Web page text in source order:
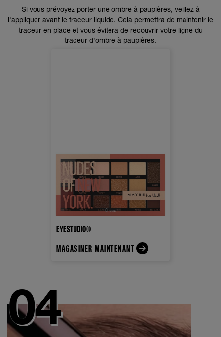
Si vous prévoyez porter une ombre à paupières, veillez à
l'appliquer avant le traceur liquide. Cela permettra de maintenir le
traceur en place et vous évitera de recouvrir votre ligne du
traceur d'ombre à paupières.
EYESTUDIO®
MAGASINER MAINTENANT